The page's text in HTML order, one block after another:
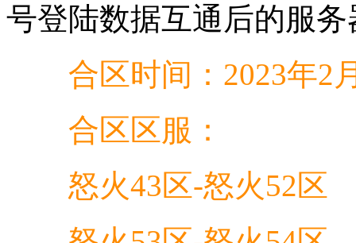
号登陆数据互通后的服务
合区时间：2023年2
合区区服：
怒火43区-怒火52区